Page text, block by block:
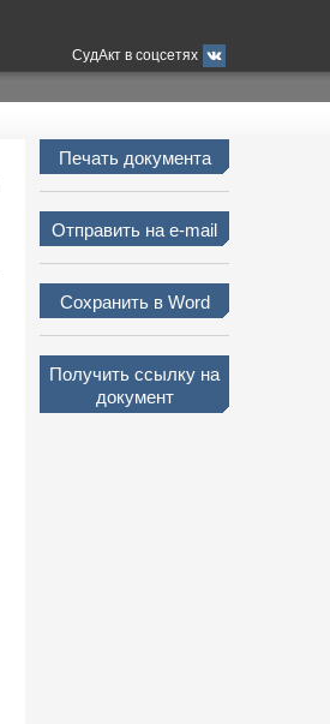
СудАкт в соцсетях
Печать документа
Отправить на e-mail
Сохранить в Word
Получить ссылку на
документ